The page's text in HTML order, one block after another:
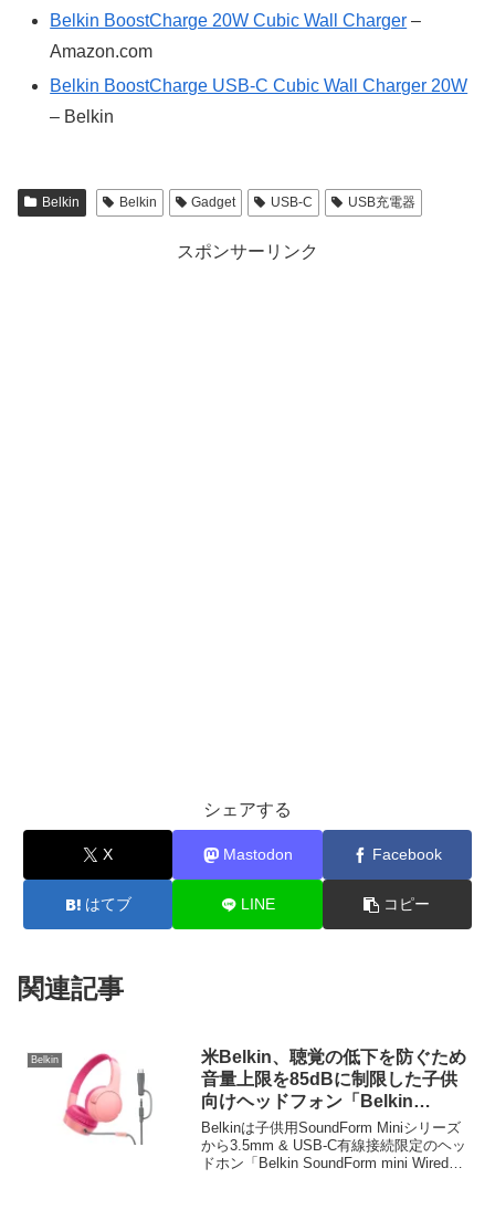
Belkin BoostCharge 20W Cubic Wall Charger –
Amazon.com
Belkin BoostCharge USB-C Cubic Wall Charger 20W
– Belkin
Belkin Belkin Gadget USB-C USB充電器
スポンサーリンク
シェアする
X Mastodon Facebook
はてブ LINE コピー
関連記事
Belkin
米Belkin、聴覚の低下を防ぐため
音量上限を85dBに制限した子供
向けヘッドフォン「Belkin
SoundForm Mini」シリーズに
3.5mm＆USB-C有線接続モデル
を追加。
Belkinは子供用SoundForm Miniシリーズ
から3.5mm & USB-C有線接続限定のヘッ
ドホン「Belkin SoundForm mini Wired